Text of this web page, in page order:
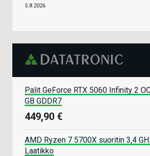
5.8.2026
Palit GeForce RTX 5060 Infinity 2
GB GDDR7
449,90 €
AMD Ryzen 7 5700X suoritin 3,4
Laatikko